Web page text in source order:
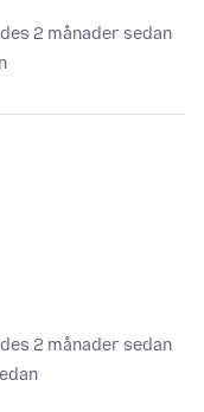
2 månader sedan
2 månader sedan